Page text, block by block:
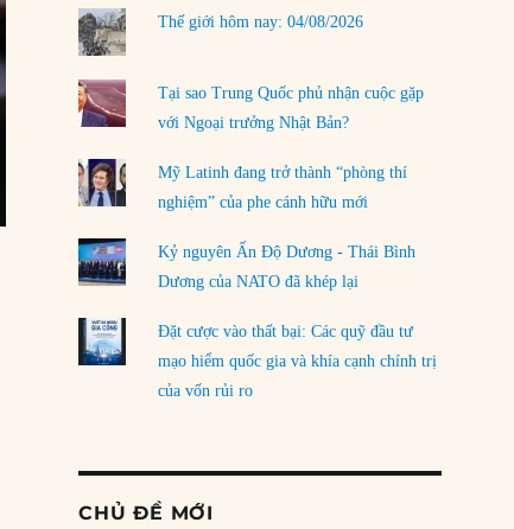
Thế giới hôm nay: 04/08/2026
Tại sao Trung Quốc phủ nhận cuộc gặp
với Ngoại trưởng Nhật Bản?
Mỹ Latinh đang trở thành “phòng thí
nghiệm” của phe cánh hữu mới
Kỷ nguyên Ấn Độ Dương - Thái Bình
Dương của NATO đã khép lại
Đặt cược vào thất bại: Các quỹ đầu tư
mạo hiểm quốc gia và khía cạnh chính trị
của vốn rủi ro
CHỦ ĐỀ MỚI